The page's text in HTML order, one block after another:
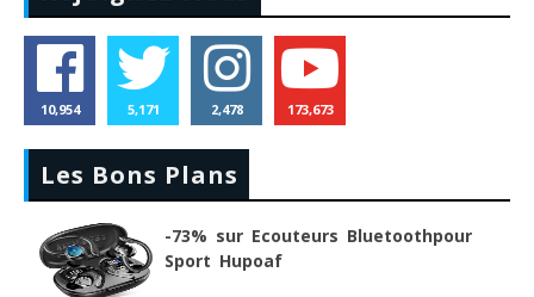
10,954 5,171 2,478 173,673
Les Bons Plans
-73% sur Ecouteurs Bluetoothpour
Sport Hupoaf